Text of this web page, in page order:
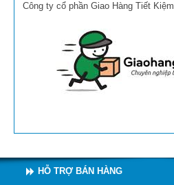
Công ty cổ phần Giao Hàng Tiết Kiệm
HỖ TRỢ BÁN HÀNG